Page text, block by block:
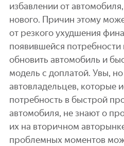
избавлении от
нового. Причин этому
от резкого ухудшения
появившейся потребности
обновить автомобиль и
модель с доплатой. Увы,
автовладельцев, которые
потребность в быстрой
автомобиля, не знают о
их на вторичном
проблемных моментов